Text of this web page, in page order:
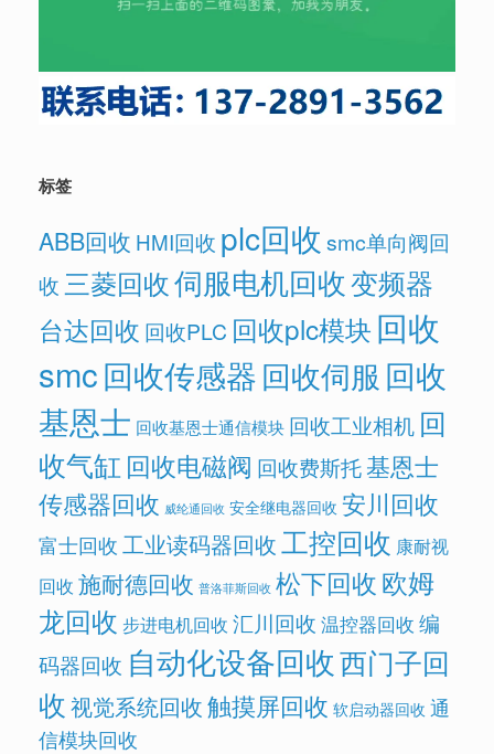
标签
ABB回收 HMI回收 plc回收 smc单向阀回
收 三菱回收伺服电机回收变频器
台达回收 回收PLC 回收plc模块 回收
smc回收传感器回收伺服 回收
基恩士 回收基恩士通信模块 回收工业相机 回
收气缸 回收电磁阀 回收费斯托基恩士
传感器回收 威纶通回收 安全继电器回收 安川回收
富士回收工业读码器回收工控回收 康耐视
回收 施耐德回收 普洛菲斯回收 松下回收欧姆
龙回收 步进电机回收 汇川回收 温控器回收 编
码器回收 自动化设备回收西门子回
收视觉系统回收触摸屏回收 软启动器回收 通
信模块回收